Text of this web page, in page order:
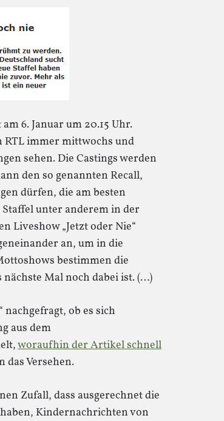
6. Januar um 20.15 Uhr.
RTL immer mittwochs und
sehen. Die Castings werden
den so genannten Recall,
dürfen, die am besten
unter anderem in der
Liveshow „Jetzt oder Nie“
an, um in die
bestimmen die
nächste Mal noch dabei ist. (…)
ob es sich
aus dem
woraufhin der Artikel schnell
das Versehen.
Zufall, dass ausgerechnet die
Kindernachrichten von